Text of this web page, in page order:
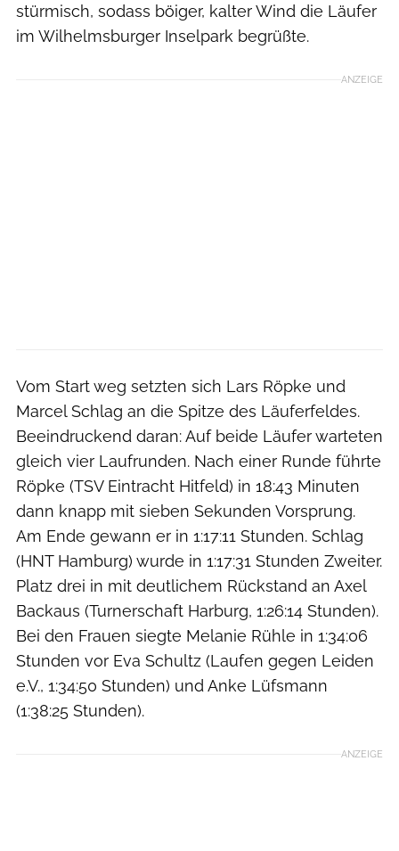
stürmisch, sodass böiger, kalter Wind die Läufer
im Wilhelmsburger Inselpark begrüßte.
ANZEIGE
Vom Start weg setzten sich Lars Röpke und
Marcel Schlag an die Spitze des Läuferfeldes.
Beeindruckend daran: Auf beide Läufer warteten
gleich vier Laufrunden. Nach einer Runde führte
Röpke (TSV Eintracht Hitfeld) in 18:43 Minuten
dann knapp mit sieben Sekunden Vorsprung.
Am Ende gewann er in 1:17:11 Stunden. Schlag
(HNT Hamburg) wurde in 1:17:31 Stunden Zweiter.
Platz drei in mit deutlichem Rückstand an Axel
Backaus (Turnerschaft Harburg, 1:26:14 Stunden).
Bei den Frauen siegte Melanie Rühle in 1:34:06
Stunden vor Eva Schultz (Laufen gegen Leiden
e.V., 1:34:50 Stunden) und Anke Lüfsmann
(1:38:25 Stunden).
ANZEIGE